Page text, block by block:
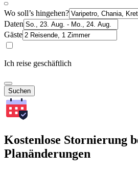
Wo soll’s hingehen?
Daten
Gäste
Ich reise geschäftlich
Suchen
Kostenlose Stornierung
Planänderungen